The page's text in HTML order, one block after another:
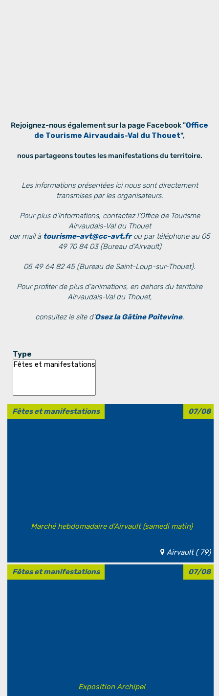
Rejoignez-nous également sur la page Facebook "Office
de Tourisme Airvaudais-Val du Thouet",
nous partageons toutes les manifestations du territoire.
Les informations présentées ici nous sont directement
transmises par les organisateurs.
Pour plus d’informations, contactez l’Office de Tourisme
Airvaudais-Val du Thouet
par mail à tourisme-avt@cc-avt.frou par téléphone au 05
49 70 84 03 (Bureau d'Airvault)
05 49 64 82 45 (Bureau de Saint-Loup-sur-Thouet).
Pour profiter de plus d'animations, en dehors du territoire
Airvaudais-Val du Thouet,
consultez le site d'Osez la Gâtine Poitevine.
Type
07/08
Fêtes et manifestations
Marché hebdomadaire d'Airvault (samedi matin)
Airvault ( 79)
07/08
Fêtes et manifestations
Exposition Archipel